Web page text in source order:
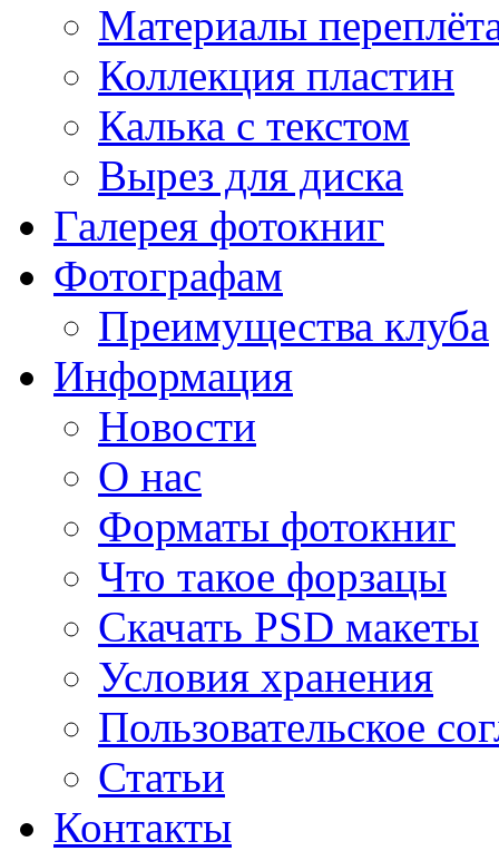
Материалы
Коллекция пластин
Калька с текстом
Вырез для диска
Галерея фотокниг
Фотографам
Преимущества клуба
Информация
Новости
О нас
Форматы фотокниг
Что такое форзацы
Скачать PSD макеты
Условия хранения
Пользовательское
Статьи
Контакты